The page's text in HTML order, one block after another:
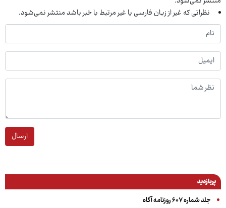
نظراتی که غیر از زبان فارسی یا غیر مرتبط با خبر باشد منتشر نمی‌شود.
ارسال
پربازدید
جلد شماره ۶۰۷ روزنامه آگاه